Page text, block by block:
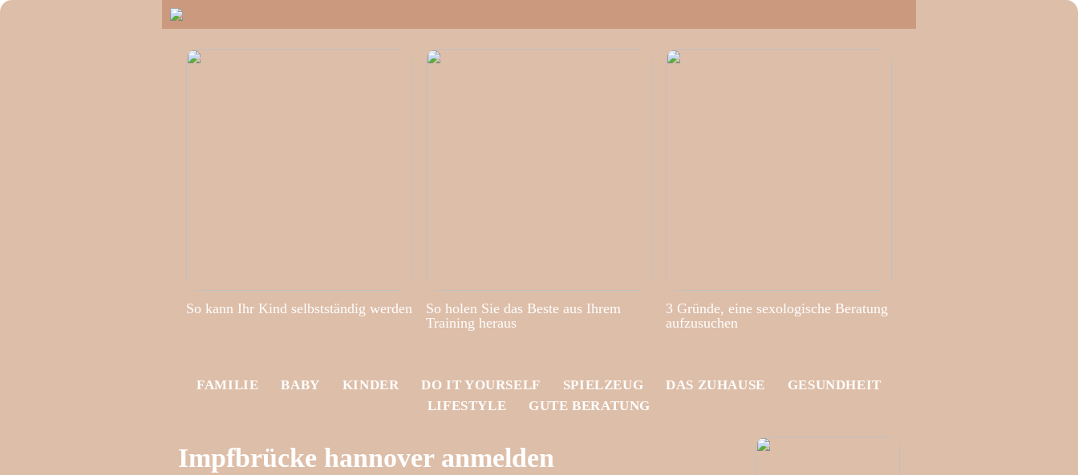
So kann Ihr Kind selbstständig werden
So holen Sie das Beste aus Ihrem
Training heraus
3 Gründe, eine sexologische Beratung
aufzusuchen
FAMILIE BABY KINDER DO IT YOURSELF SPIELZEUG DAS ZUHAUSE
GESUNDHEIT
LIFESTYLE
GUTE BERATUNG
Impfbrücke hannover anmelden